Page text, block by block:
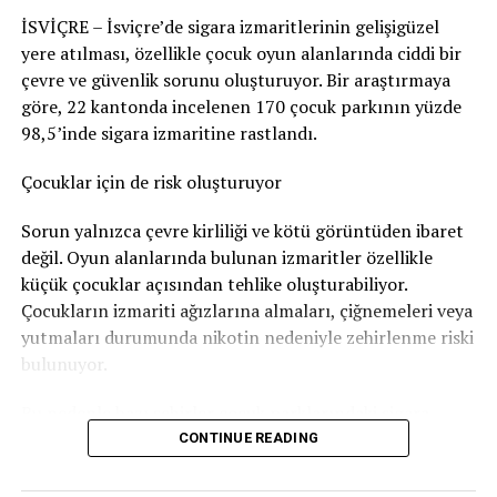
aldığı sonucuna vardı. Bu nedenle adam hakkında
Nötigung (zorlama)suçundan ceza verildi.
96 gün soruşturma tutukluluğunda kaldı
para cezasıverdi. Bu ceza şartlı olarak hükme bağlandı.
Ancak adam soruşturma sırasında96 gün tutuklu
kaldığıiçin bu süre cezadan mahsup edildi. Böylece
geriye 24 günlük, yani1.920 franklıkşartlı ceza kaldı.
Bunun yanında800 frank para cezasıödemesine karar
verildi.
frank diğer yargılama giderlerinikarşılaması
gerekiyor.
İSVİÇRE – İsviçre’de sigara izmaritlerinin gelişigüzel
yere atılması, özellikle çocuk oyun alanlarında ciddi bir
çevre ve güvenlik sorunu oluşturuyor. Bir araştırmaya
göre, 22 kantonda incelenen 170 çocuk parkının yüzde
98,5’inde sigara izmaritine rastlandı.
Çocuklar için de risk oluşturuyor
Sorun yalnızca çevre kirliliği ve kötü görüntüden ibaret
değil. Oyun alanlarında bulunan izmaritler özellikle
küçük çocuklar açısından tehlike oluşturabiliyor.
Çocukların izmariti ağızlarına almaları, çiğnemeleri veya
yutmaları durumunda nikotin nedeniyle zehirlenme riski
bulunuyor.
izmariti sorununa karşı özel kampanyalar yürütüyor.
Bern’den dikkat çeken kampanya
CONTINUE READING